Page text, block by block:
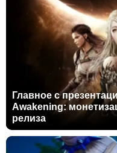
Главное с
Awakening:
релиза